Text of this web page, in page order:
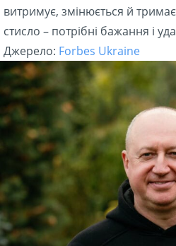
витримує, змінюється й
стисло – потрібні бажання і
Джерело: Forbes Ukraine